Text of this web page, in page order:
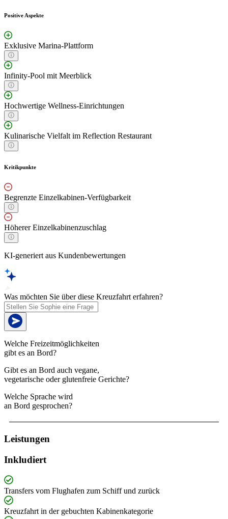
Positive Aspekte
Exklusive Marina-Plattform
Infinity-Pool mit Meerblick
Hochwertige Wellness-Einrichtungen
Kulinarische Vielfalt im Reflection Restaurant
Kritikpunkte
Begrenzte Einzelkabinen-Verfügbarkeit
Höherer Einzelkabinenzuschlag
KI-generiert aus Kundenbewertungen
Was möchten Sie über diese Kreuzfahrt erfahren?
Welche Freizeitmöglichkeiten
gibt es an Bord?
Gibt es an Bord auch vegane,
vegetarische oder glutenfreie Gerichte?
Welche Sprache wird
an Bord gesprochen?
Leistungen
Inkludiert
Transfers vom Flughafen zum Schiff und zurück
Kreuzfahrt in der gebuchten Kabinenkategorie